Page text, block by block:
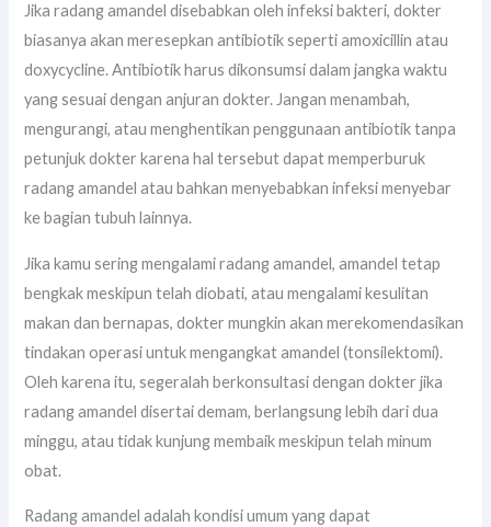
Jika radang amandel disebabkan oleh infeksi bakteri, dokter
biasanya akan meresepkan antibiotik seperti amoxicillin atau
doxycycline. Antibiotik harus dikonsumsi dalam jangka waktu
yang sesuai dengan anjuran dokter. Jangan menambah,
mengurangi, atau menghentikan penggunaan antibiotik tanpa
petunjuk dokter karena hal tersebut dapat memperburuk
radang amandel atau bahkan menyebabkan infeksi menyebar
ke bagian tubuh lainnya.
Jika kamu sering mengalami radang amandel, amandel tetap
bengkak meskipun telah diobati, atau mengalami kesulitan
makan dan bernapas, dokter mungkin akan merekomendasikan
tindakan operasi untuk mengangkat amandel (tonsilektomi).
Oleh karena itu, segeralah berkonsultasi dengan dokter jika
radang amandel disertai demam, berlangsung lebih dari dua
minggu, atau tidak kunjung membaik meskipun telah minum
obat.
Radang amandel adalah kondisi umum yang dapat